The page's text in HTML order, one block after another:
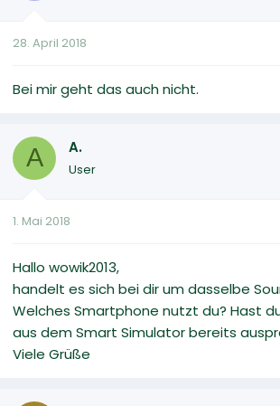
28. April 2018
Bei mir geht das auch nicht.
A A.
User
1. Mai 2018
Hallo wowik2013,
handelt es sich bei dir um dasselbe
Welches Smartphone nutzt du? Hast
aus dem Smart Simulator bereits
Viele Grüße